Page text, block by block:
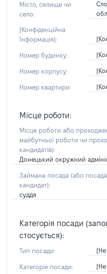
Місто, селище чи
село:
[Конфіденційна
Інформація]:
Номер будинку:
Номер корпусу:
Номер квартири:
Місце роботи:
Місце роботи або
майбутньої роботи чи
кандидатів):
Донецький окружний
Займана посада (або
кандидат):
суддя
Категорія посади
стосується):
Тип посади: [Не
Категорія посади: [Не